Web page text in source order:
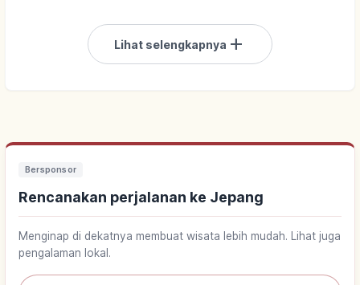
Lihat selengkapnya add
Bersponsor
Rencanakan perjalanan ke Jepang
Menginap di dekatnya membuat wisata lebih mudah. Lihat juga
pengalaman lokal.